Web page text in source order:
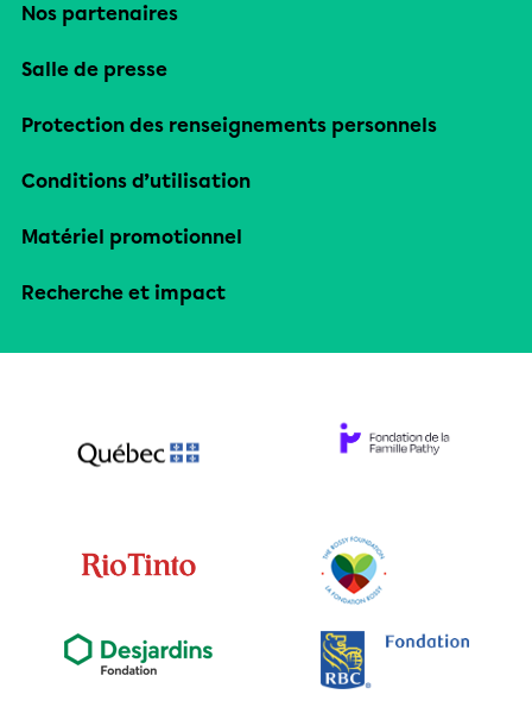
Nos partenaires
Salle de presse
Protection des renseignements personnels
Conditions d’utilisation
Matériel promotionnel
Recherche et impact